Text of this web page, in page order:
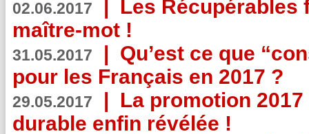
02.06.2017 | Les Récupérables
maître-mot !
31.05.2017 | Qu’est ce que
pour les Français en 2017 ?
29.05.2017 | La promotion
durable enfin révélée !